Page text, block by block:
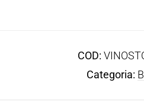
COD:
Categoria: